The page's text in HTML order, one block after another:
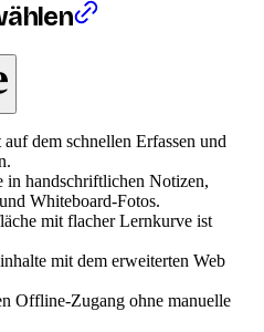
dem schnellen Erfassen und
in handschriftlichen Notizen,
Whiteboard-Fotos.
mit flacher Lernkurve ist
mit dem erweiterten Web
Offline-Zugang ohne manuelle